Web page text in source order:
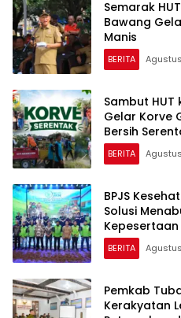
Semarak
Bawang
Manis
BERITA
Sambut HUT
Gelar Korve
Bersih
BERITA
BPJS
Solusi
BERITA
Pemkab
Kerakyatan